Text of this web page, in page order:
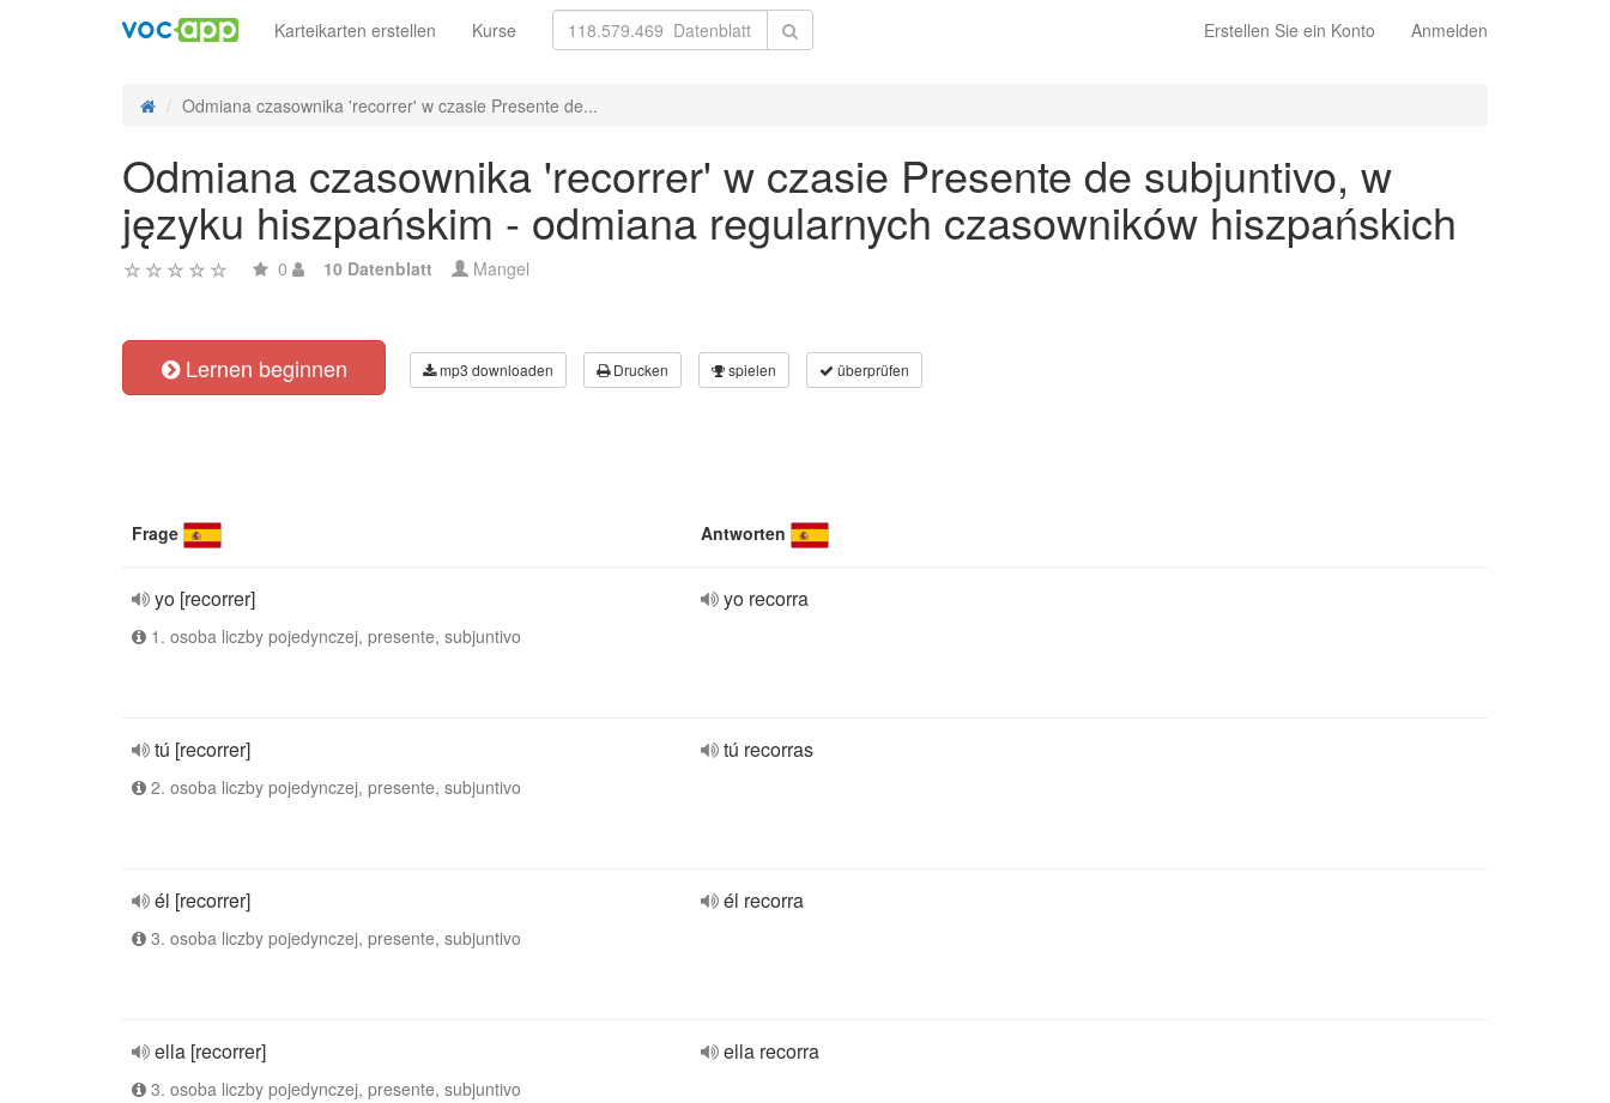
Erstellen Sie ein Konto Anmelden
Karteikarten erstellen Kurse
Odmiana czasownika 'recorrer' w czasie Presente de...
Odmiana czasownika 'recorrer' w czasie Presente de subjuntivo, w
języku hiszpańskim - odmiana regularnych czasowników hiszpańskich
0 10 Datenblatt Mangel
Lernen beginnen mp3 downloaden Drucken spielen überprüfen
Frage Antworten
yo [recorrer]
1. osoba liczby pojedynczej, presente, subjuntivo
yo recorra
tú [recorrer]
2. osoba liczby pojedynczej, presente, subjuntivo
tú recorras
él [recorrer]
3. osoba liczby pojedynczej, presente, subjuntivo
él recorra
ella [recorrer]
3. osoba liczby pojedynczej, presente, subjuntivo
ella recorra